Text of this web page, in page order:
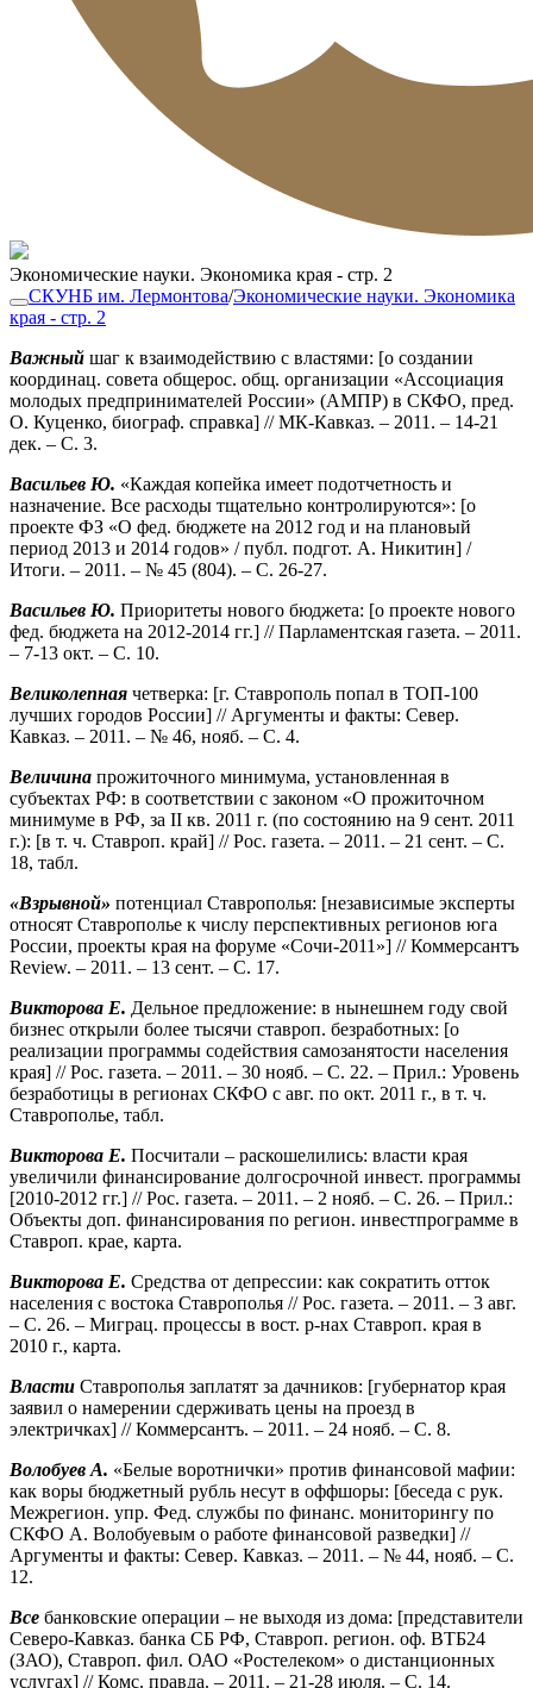
Экономические науки. Экономика края - стр. 2
СКУНБ им. Лермонтова/Экономические науки. Экономика
края - стр. 2
Важный шаг к взаимодействию с властями: [о создании
координац. совета общерос. общ. организации «Ассоциация
молодых предпринимателей России» (АМПР) в СКФО, пред.
О. Куценко, биограф. справка] // МК-Кавказ. – 2011. – 14-21
дек. – С. 3.
Васильев Ю. «Каждая копейка имеет подотчетность и
назначение. Все расходы тщательно контролируются»: [о
проекте ФЗ «О фед. бюджете на 2012 год и на плановый
период 2013 и 2014 годов» / публ. подгот. А. Никитин] /
Итоги. – 2011. – № 45 (804). – С. 26-27.
Васильев Ю. Приоритеты нового бюджета: [о проекте нового
фед. бюджета на 2012-2014 гг.] // Парламентская газета. – 2011.
– 7-13 окт. – С. 10.
Великолепная четверка: [г. Ставрополь попал в ТОП-100
лучших городов России] // Аргументы и факты: Север.
Кавказ. – 2011. – № 46, нояб. – С. 4.
Величина прожиточного минимума, установленная в
субъектах РФ: в соответствии с законом «О прожиточном
минимуме в РФ, за II кв. 2011 г. (по состоянию на 9 сент. 2011
г.): [в т. ч. Ставроп. край] // Рос. газета. – 2011. – 21 сент. – С.
18, табл.
«Взрывной» потенциал Ставрополья: [независимые эксперты
относят Ставрополье к числу перспективных регионов юга
России, проекты края на форуме «Сочи-2011»] // Коммерсантъ
Review. – 2011. – 13 сент. – С. 17.
Викторова Е. Дельное предложение: в нынешнем году свой
бизнес открыли более тысячи ставроп. безработных: [о
реализации программы содействия самозанятости населения
края] // Рос. газета. – 2011. – 30 нояб. – С. 22. – Прил.: Уровень
безработицы в регионах СКФО с авг. по окт. 2011 г., в т. ч.
Ставрополье, табл.
Викторова Е. Посчитали – раскошелились: власти края
увеличили финансирование долгосрочной инвест. программы
[2010-2012 гг.] // Рос. газета. – 2011. – 2 нояб. – С. 26. – Прил.:
Объекты доп. финансирования по регион. инвестпрограмме в
Ставроп. крае, карта.
Викторова Е. Средства от депрессии: как сократить отток
населения с востока Ставрополья // Рос. газета. – 2011. – 3 авг.
– С. 26. – Миграц. процессы в вост. р-нах Ставроп. края в
2010 г., карта.
Власти Ставрополья заплатят за дачников: [губернатор края
заявил о намерении сдерживать цены на проезд в
электричках] // Коммерсантъ. – 2011. – 24 нояб. – С. 8.
Волобуев А. «Белые воротнички» против финансовой мафии:
как воры бюджетный рубль несут в оффшоры: [беседа с рук.
Межрегион. упр. Фед. службы по финанс. мониторингу по
СКФО А. Волобуевым о работе финансовой разведки] //
Аргументы и факты: Север. Кавказ. – 2011. – № 44, нояб. – С.
12.
Все банковские операции – не выходя из дома: [представители
Северо-Кавказ. банка СБ РФ, Ставроп. регион. оф. ВТБ24
(ЗАО), Ставроп. фил. ОАО «Ростелеком» о дистанционных
услугах] // Комс. правда. – 2011. – 21-28 июля. – С. 14.